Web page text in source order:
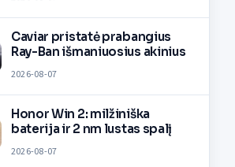
Caviar pristatė prabangius
Ray-Ban išmaniuosius akinius
2026-08-07
Honor Win 2: milžiniška
baterija ir 2 nm lustas spalį
2026-08-07